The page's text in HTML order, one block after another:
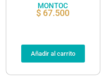
MONTOC
$ 67.500
Añadir al carrito